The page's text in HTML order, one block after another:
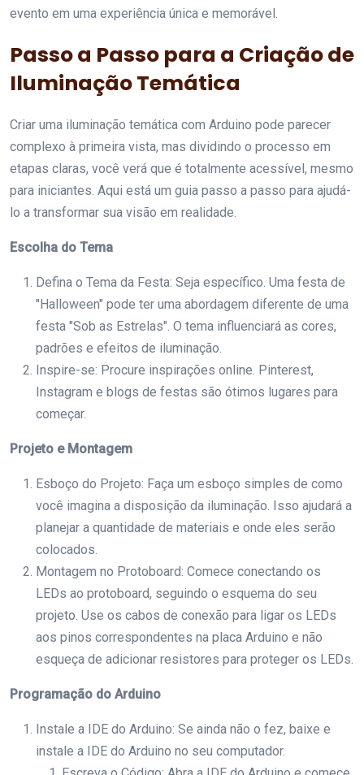
evento em uma experiência única e memorável.
Passo a Passo para a Criação de
Iluminação Temática
Criar uma iluminação temática com Arduino pode parecer
complexo à primeira vista, mas dividindo o processo em
etapas claras, você verá que é totalmente acessível, mesmo
para iniciantes. Aqui está um guia passo a passo para ajudá-
lo a transformar sua visão em realidade.
Escolha do Tema
Defina o Tema da Festa: Seja específico. Uma festa de
"Halloween" pode ter uma abordagem diferente de uma
festa "Sob as Estrelas". O tema influenciará as cores,
padrões e efeitos de iluminação.
Inspire-se: Procure inspirações online. Pinterest,
Instagram e blogs de festas são ótimos lugares para
começar.
Projeto e Montagem
Esboço do Projeto: Faça um esboço simples de como
você imagina a disposição da iluminação. Isso ajudará a
planejar a quantidade de materiais e onde eles serão
colocados.
Montagem no Protoboard: Comece conectando os
LEDs ao protoboard, seguindo o esquema do seu
projeto. Use os cabos de conexão para ligar os LEDs
aos pinos correspondentes na placa Arduino e não
esqueça de adicionar resistores para proteger os LEDs.
Programação do Arduino
Instale a IDE do Arduino: Se ainda não o fez, baixe e
instale a IDE do Arduino no seu computador.